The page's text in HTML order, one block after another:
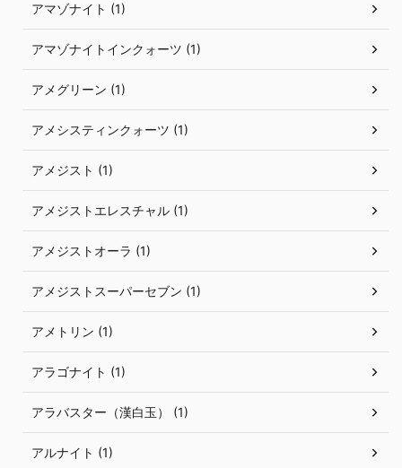
アマゾナイト (1)
アマゾナイトインクォーツ (1)
アメグリーン (1)
アメシスティンクォーツ (1)
アメジスト (1)
アメジストエレスチャル (1)
アメジストオーラ (1)
アメジストスーパーセブン (1)
アメトリン (1)
アラゴナイト (1)
アラバスター（漢白玉） (1)
アルナイト (1)